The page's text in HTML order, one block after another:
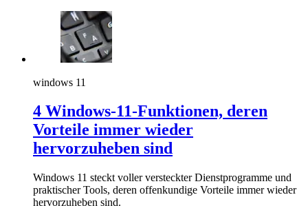
windows 11
4 Windows-11-Funktionen, deren
Vorteile immer wieder
hervorzuheben sind
Windows 11 steckt voller versteckter Dienstprogramme und
praktischer Tools, deren offenkundige Vorteile immer wieder
hervorzuheben sind.